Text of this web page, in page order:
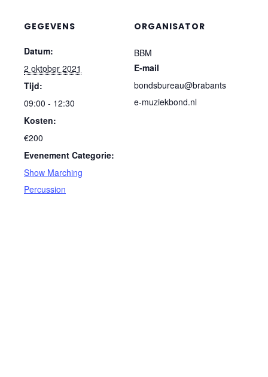
GEGEVENS
Datum:
2 oktober 2021
Tijd:
09:00 - 12:30
Kosten:
€200
Evenement Categorie:
Show Marching
Percussion
ORGANISATOR
BBM
E-mail
bondsbureau@brabants
e-muziekbond.nl